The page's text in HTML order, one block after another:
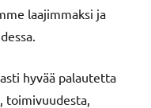
laajimmaksi ja
hyvää palautetta
toimivuudesta,